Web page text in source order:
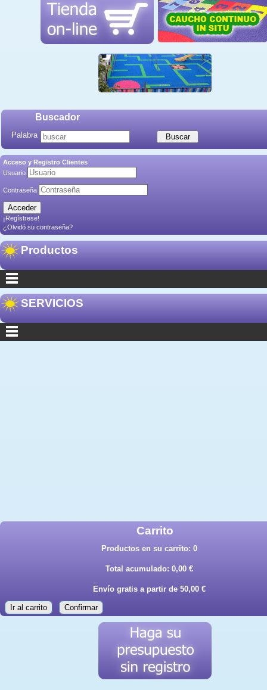
Buscador
Palabra
Acceso y Registro Clientes
Usuario
Contraseña
¡Regístrese!
¿Olvidó su contraseña?
Productos
SERVICIOS
Carrito
Productos en su carrito: 0
Total acumulado: 0,00 €
Envío gratis a partir de 50,00 €
Ir al carrito Confirmar